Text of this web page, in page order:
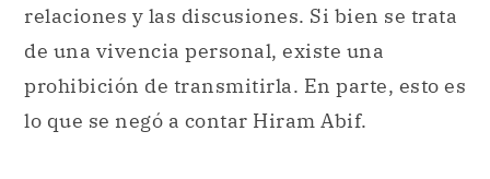
relaciones y las discusiones. Si bien se trata
de una vivencia personal, existe una
prohibición de transmitirla. En parte, esto es
lo que se negó a contar Hiram Abif.